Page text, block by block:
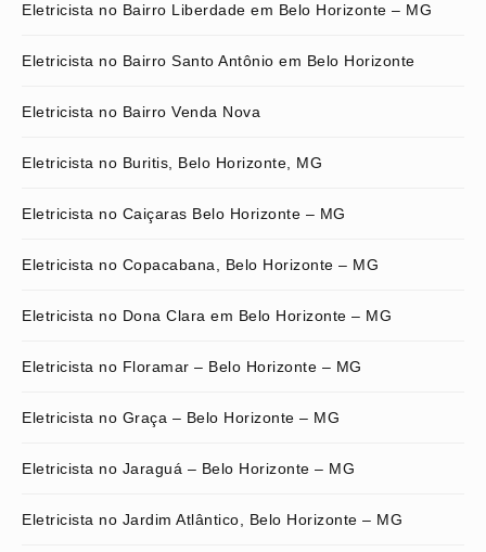
Eletricista no Bairro Liberdade em Belo Horizonte – MG
Eletricista no Bairro Santo Antônio em Belo Horizonte
Eletricista no Bairro Venda Nova
Eletricista no Buritis, Belo Horizonte, MG
Eletricista no Caiçaras Belo Horizonte – MG
Eletricista no Copacabana, Belo Horizonte – MG
Eletricista no Dona Clara em Belo Horizonte – MG
Eletricista no Floramar – Belo Horizonte – MG
Eletricista no Graça – Belo Horizonte – MG
Eletricista no Jaraguá – Belo Horizonte – MG
Eletricista no Jardim Atlântico, Belo Horizonte – MG